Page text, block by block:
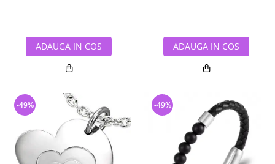
ADAUGA IN COS ADAUGA IN COS
-49% -49%